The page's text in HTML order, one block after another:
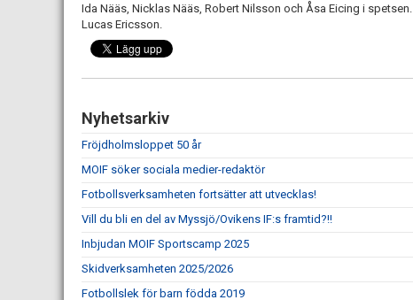
Ida Nääs, Nicklas Nääs, Robert Nilsson och Åsa Eicing i
Lucas Ericsson.
Nyhetsarkiv
Fröjdholmsloppet 50 år
MOIF söker sociala medier-redaktör
Fotbollsverksamheten fortsätter att utvecklas!
Vill du bli en del av Myssjö/Ovikens IF:s framtid?!!
Inbjudan MOIF Sportscamp 2025
Skidverksamheten 2025/2026
Fotbollslek för barn födda 2019